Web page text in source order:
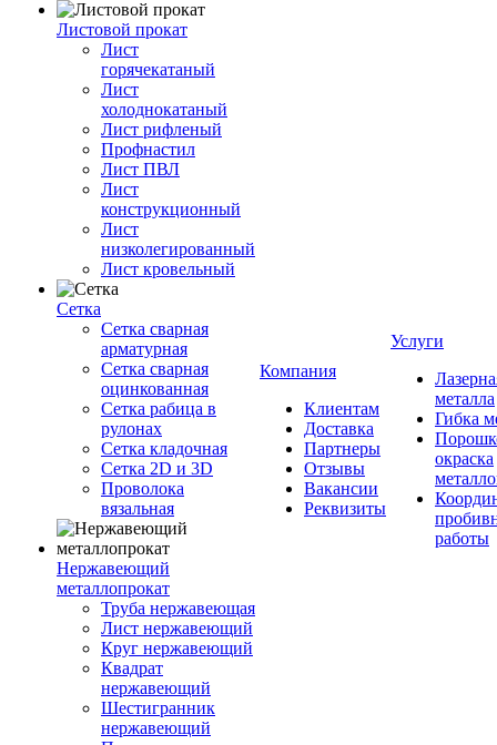
Листовой прокат
Лист
горячекатаный
Лист
холоднокатаный
Лист рифленый
Профнастил
Лист ПВЛ
Лист
конструкционный
Лист
низколегированный
Лист кровельный
Сетка
Сетка сварная
арматурная
Сетка сварная
оцинкованная
Сетка рабица в
рулонах
Сетка кладочная
Сетка 2D и 3D
Проволока
вязальная
Нержавеющий
металлопрокат
Труба нержавеющая
Лист нержавеющий
Круг нержавеющий
Квадрат
нержавеющий
Шестигранник
нержавеющий
Компания
Клиентам
Доставка
Партнеры
Отзывы
Вакансии
Реквизиты
Услуги
металла
Гибка
окраска
работы